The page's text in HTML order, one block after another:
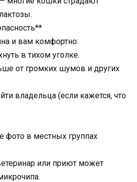
и вам комфортно:
в тихом уголке.
от громких шумов и других
владельца (если кажется, что
фото в местных группах
или приют может